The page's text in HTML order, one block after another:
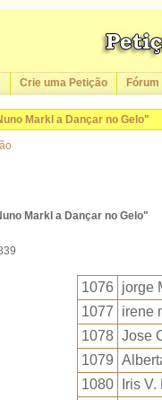
Crie uma Petição Fórum
Markl a Dançar no Gelo"
Markl a Dançar no Gelo"
1076
jorge
1077
irene
1078 Jose
1079
1080
Iris